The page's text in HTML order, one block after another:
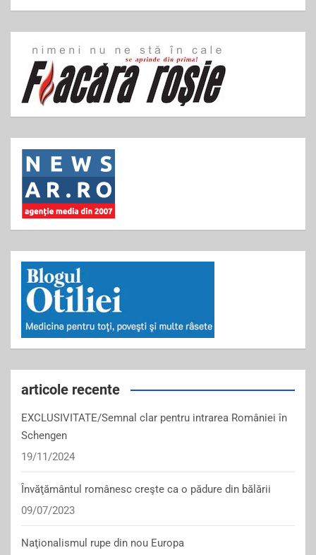
articole recente
EXCLUSIVITATE/Semnal clar pentru intrarea României în
Schengen
19/11/2024
Învăţământul românesc creşte ca o pădure din bălării
09/07/2023
Naţionalismul rupe din nou Europa